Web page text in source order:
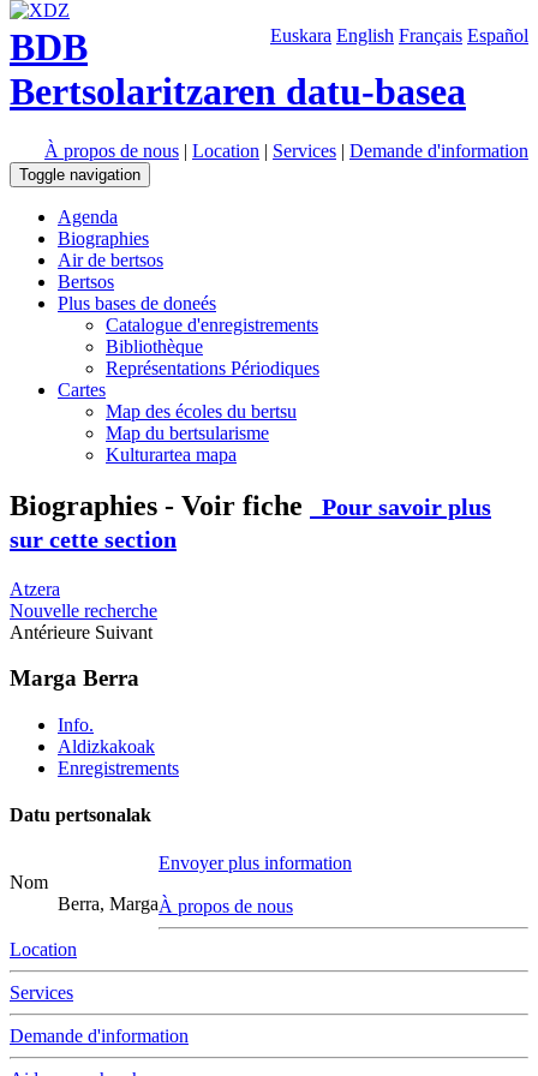
Euskara English Français Español
BDB
Bertsolaritzaren datu-basea
À propos de nous | Location | Services | Demande d'information
Toggle navigation
Agenda
Biographies
Air de bertsos
Bertsos
Plus bases de doneés
Catalogue d'enregistrements
Bibliothèque
Représentations Périodiques
Cartes
Map des écoles du bertsu
Map du bertsularisme
Kulturartea mapa
Biographies - Voir fiche
Pour savoir plus
sur cette section
Atzera
Nouvelle recherche
Antérieure Suivant
Marga Berra
Info.
Aldizkakoak
Enregistrements
Datu pertsonalak
Nom
Berra, Marga
Envoyer plus information
À propos de nous
Location
Services
Demande d'information